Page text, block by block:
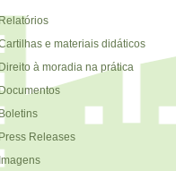
Relatórios
e materiais didáticos
Direito à moradia na prática
Boletins
Press Releases
Imagens